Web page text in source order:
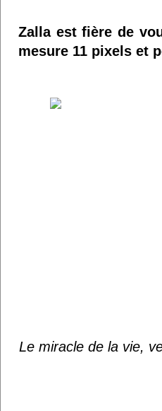
Zalla est fière de
mesure 11 pixels et
Le miracle de la vie,